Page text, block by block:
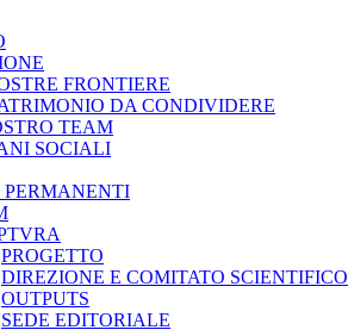
FRONTIERE
DA CONDIVIDERE
TEAM
SOCIALI
PERMANENTI
PROGETTO
DIREZIONE E COMITATO SCIENTIFICO
OUTPUTS
SEDE EDITORIALE